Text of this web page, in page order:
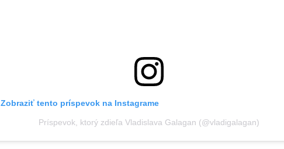
Zobraziť tento príspevok na Instagrame
Príspevok, ktorý zdieľa Vladislava Galagan (@vladigalagan)